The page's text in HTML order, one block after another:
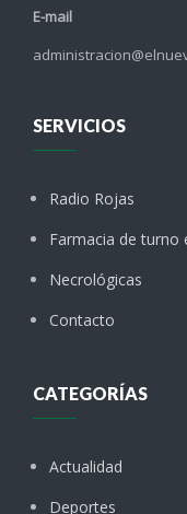
E-mail
SERVICIOS
Radio Rojas
Farmacia de turno
Necrológicas
Contacto
CATEGORÍAS
Actualidad
Deportes